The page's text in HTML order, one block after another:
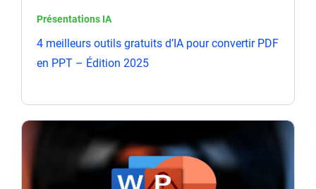
Présentations IA
4 meilleurs outils gratuits d’IA pour convertir PDF
en PPT – Édition 2025